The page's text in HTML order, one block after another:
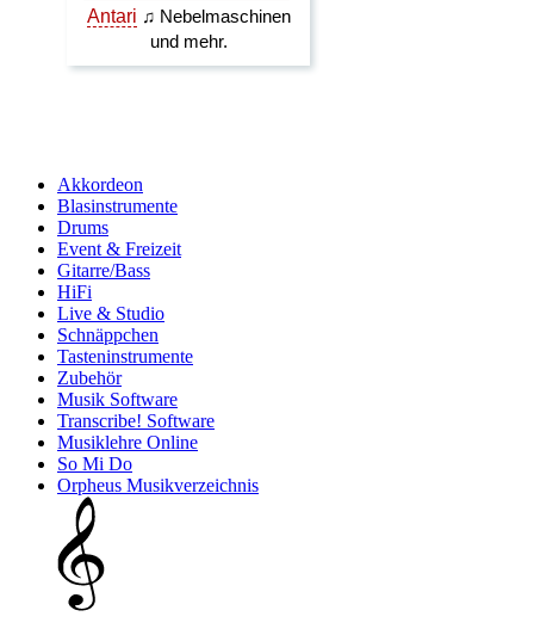
Akkordeon
Blasinstrumente
Drums
Event & Freizeit
Gitarre/Bass
HiFi
Live & Studio
Schnäppchen
Tasteninstrumente
Zubehör
Musik Software
Transcribe! Software
Musiklehre Online
So Mi Do
Orpheus Musikverzeichnis